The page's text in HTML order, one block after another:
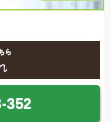
ら
352